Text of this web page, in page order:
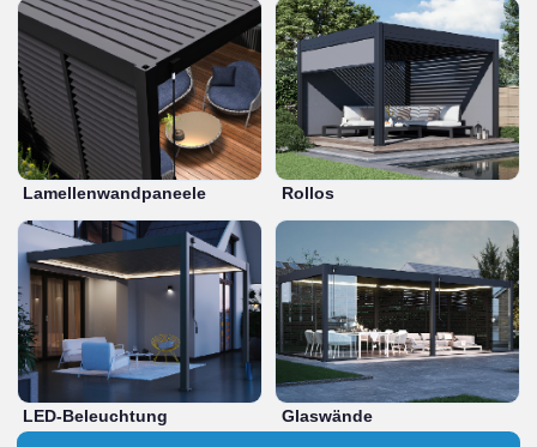
Lamellenwandpaneele Rollos
LED-Beleuchtung Glaswände